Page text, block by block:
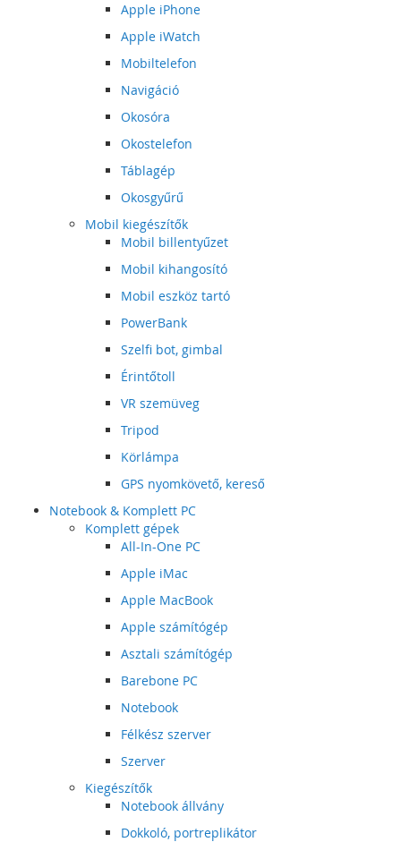
Apple iPhone
Apple iWatch
Mobiltelefon
Navigáció
Okosóra
Okostelefon
Táblagép
Okosgyűrű
Mobil kiegészítők
Mobil billentyűzet
Mobil kihangosító
Mobil eszköz tartó
PowerBank
Szelfi bot, gimbal
Érintőtoll
VR szemüveg
Tripod
Körlámpa
GPS nyomkövető, kereső
Notebook & Komplett PC
Komplett gépek
All-In-One PC
Apple iMac
Apple MacBook
Apple számítógép
Asztali számítógép
Barebone PC
Notebook
Félkész szerver
Szerver
Kiegészítők
Notebook állvány
Dokkoló, portreplikátor